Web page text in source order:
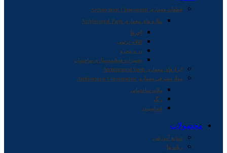
قطعات معماری Architectural Components
سازه های معماری Architectural Parts
آجرها
اقلام تزئینی
در و پنجره
تجهیزات هوشمندسازی ساختمان
ابزارهای معماری Architectural Tools
مواد مصرفی معماری Architectural Consumables
ملات ساختمانی
رنگ
فنداسیون
محصولات
صنایع آموزشی
ربات ها